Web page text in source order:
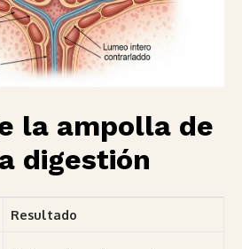
la ampolla de
digestión
Resultado